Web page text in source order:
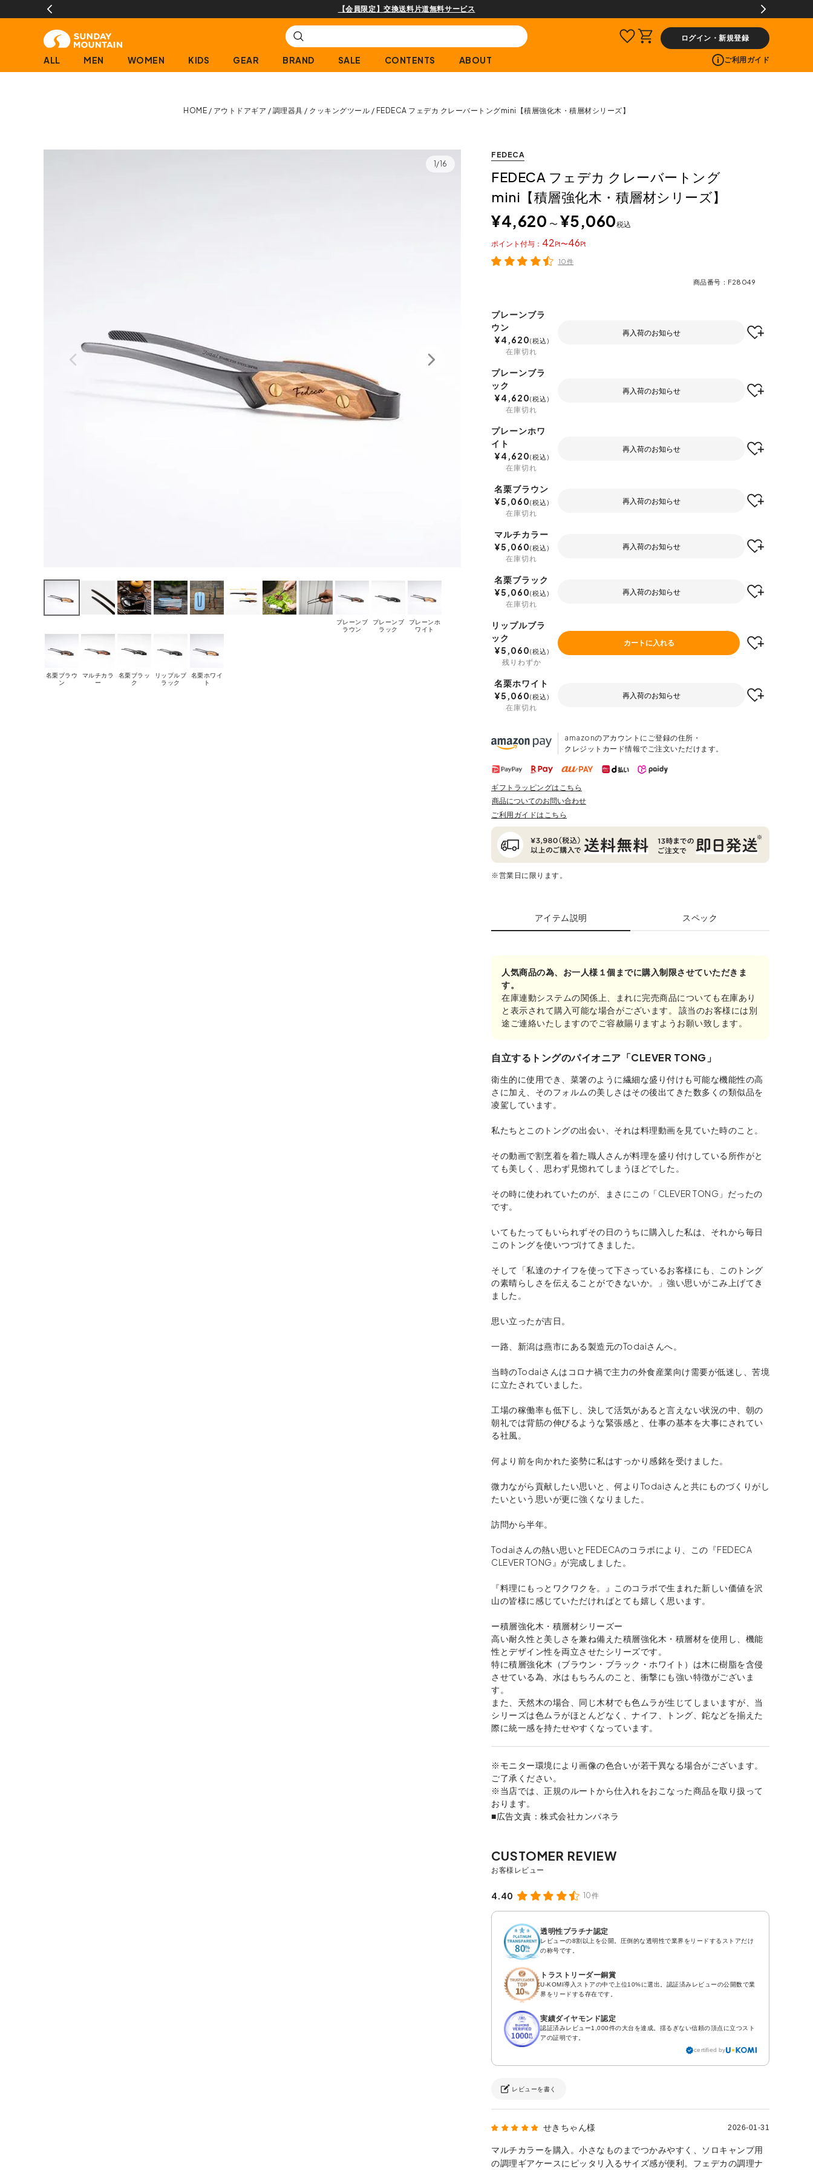
購入商品[¥2,000(税込)以上]のレビュー投稿で300ptプレゼント!
ログイン・新規登録
ALL MEN WOMEN KIDS GEAR BRAND SALE CONTENTS ABOUT ご利用ガイド
HOME アウトドアギア 調理器具 クッキングツール FEDECA フェデカ クレーバートングmini【積層強化木・積層材シリーズ】
1/16
プレーンブ
ラウン
プレーンブ
ラック
プレーンホ
ワイト
名栗ブラウ
ン
マルチカラ
ー
名栗ブラッ
ク
リップルブ
ラック
名栗ホワイ
ト
FEDECA
FEDECA フェデカ クレーバートング
mini【積層強化木・積層材シリーズ】
¥4,620 〜 ¥5,060税込
42 〜46
ポイント
10件
商品番号 F28049
プレーンブラ
ウン
¥4,620 税込
在庫切れ
再入荷のお知らせ
プレーンブラ
ック
¥4,620 税込
在庫切れ
再入荷のお知らせ
プレーンホワ
イト
¥4,620 税込
在庫切れ
再入荷のお知らせ
名栗ブラウン
¥5,060 税込
在庫切れ
再入荷のお知らせ
マルチカラー
¥5,060 税込
在庫切れ
再入荷のお知らせ
名栗ブラック
¥5,060 税込
在庫切れ
再入荷のお知らせ
リップルブラ
ック
¥5,060 税込
残りわずか
カートに入れる
名栗ホワイト
¥5,060 税込
在庫切れ
再入荷のお知らせ
amazonのアカウントにご登録の住所・
クレジットカード情報でご注文いただけます。
ギフトラッピングはこちら
商品についてのお問い合わせ
ご利用ガイドはこちら
※営業日に限ります。
アイテム説明 スペック
人気商品の為、お一人様１個までに購入制限させていただきま
す。
在庫連動システムの関係上、まれに完売商品についても在庫あり
と表示されて購入可能な場合がございます。 該当のお客様には別
途ご連絡いたしますのでご容赦賜りますようお願い致します。
自立するトングのパイオニア「CLEVER TONG」
衛生的に使用でき、菜箸のように繊細な盛り付けも可能な機能性の高
さに加え、そのフォルムの美しさはその後出てきた数多くの類似品を
凌駕しています。
私たちとこのトングの出会い、それは料理動画を見ていた時のこと。
その動画で割烹着を着た職人さんが料理を盛り付けしている所作がと
ても美しく、思わず見惚れてしまうほどでした。
その時に使われていたのが、まさにこの「CLEVER TONG」だったの
です。
いてもたってもいられずその日のうちに購入した私は、それから毎日
このトングを使いつづけてきました。
そして「私達のナイフを使って下さっているお客様にも、このトング
の素晴らしさを伝えることができないか。」強い思いがこみ上げてき
ました。
思い立ったが吉日。
一路、新潟は燕市にある製造元のTodaiさんへ。
当時のTodaiさんはコロナ禍で主力の外食産業向け需要が低迷し、苦境
に立たされていました。
工場の稼働率も低下し、決して活気があると言えない状況の中、朝の
朝礼では背筋の伸びるような緊張感と、仕事の基本を大事にされてい
る社風。
何より前を向かれた姿勢に私はすっかり感銘を受けました。
微力ながら貢献したい思いと、何よりTodaiさんと共にものづくりがし
たいという思いが更に強くなりました。
訪問から半年。
Todaiさんの熱い思いとFEDECAのコラボにより、この『FEDECA
CLEVER TONG』が完成しました。
『料理にもっとワクワクを。』このコラボで生まれた新しい価値を沢
山の皆様に感じていただければとても嬉しく思います。
ー積層強化木・積層材シリーズー
高い耐久性と美しさを兼ね備えた積層強化木・積層材を使用し、機能
性とデザイン性を両立させたシリーズです。
特に積層強化木（ブラウン・ブラック・ホワイト）は木に樹脂を含侵
させている為、水はもちろんのこと、衝撃にも強い特徴がございま
す。
また、天然木の場合、同じ木材でも色ムラが生じてしまいますが、当
シリーズは色ムラがほとんどなく、ナイフ、トング、鉈などを揃えた
際に統一感を持たせやすくなっています。
※モニター環境により画像の色合いが若干異なる場合がございます。
ご了承ください。
※当店では、正規のルートから仕入れをおこなった商品を取り扱って
おります。
■広告文責：株式会社カンパネラ
4.40 10件
透明性プラチナ認定
レビューの8割以上を公開。圧倒的な透明性で業界をリードするストアだけ
の称号です。
トラストリーダー銅賞
U-KOMI導入ストアの中で上位10%に選出。認証済みレビューの公開数で業
界をリードする存在です。
実績ダイヤモンド認定
認証済みレビュー1,000件の大台を達成。揺るぎない信頼の頂点に立つスト
アの証明です。
certified by
レビューを書く
せきちゃん様 2026-01-31
マルチカラーを購入。小さなものまでつかみやすく、ソロキャンプ用
の調理ギアケースにピッタリ入るサイズ感が便利。フェデカの調理ナ